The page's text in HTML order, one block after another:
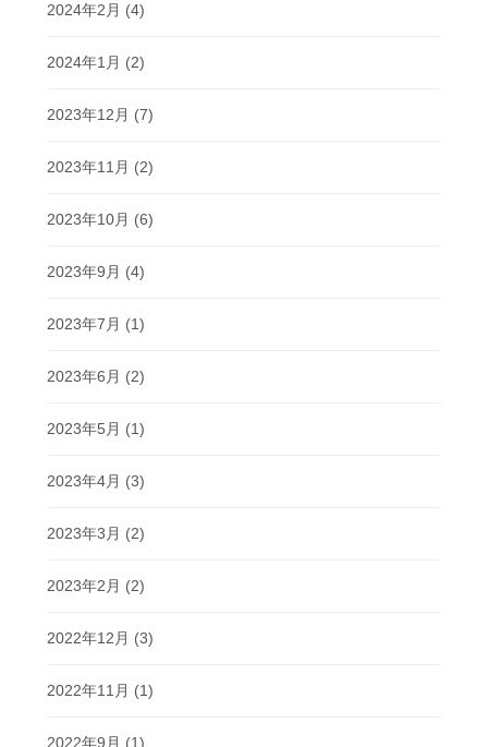
2024年2月 (4)
2024年1月 (2)
2023年12月 (7)
2023年11月 (2)
2023年10月 (6)
2023年9月 (4)
2023年7月 (1)
2023年6月 (2)
2023年5月 (1)
2023年4月 (3)
2023年3月 (2)
2023年2月 (2)
2022年12月 (3)
2022年11月 (1)
2022年9月 (1)